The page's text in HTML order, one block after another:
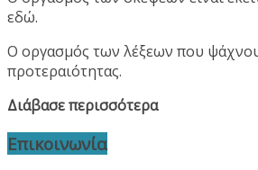
εδώ.
Ο οργασμός των λέξεων που
προτεραιότητας.
Διάβασε περισσότερα
Επικοινωνία